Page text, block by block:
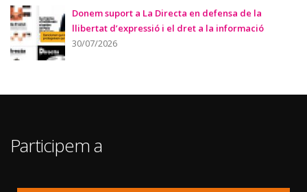
Donem suport a La Directa en defensa de la
llibertat d’expressió i el dret a la informació
30/07/2026
Participem a